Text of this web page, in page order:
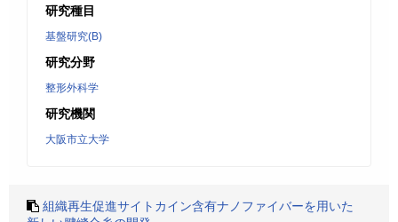
研究種目
基盤研究(B)
研究分野
整形外科学
研究機関
大阪市立大学
組織再生促進サイトカイン含有ナノファイバーを用いた